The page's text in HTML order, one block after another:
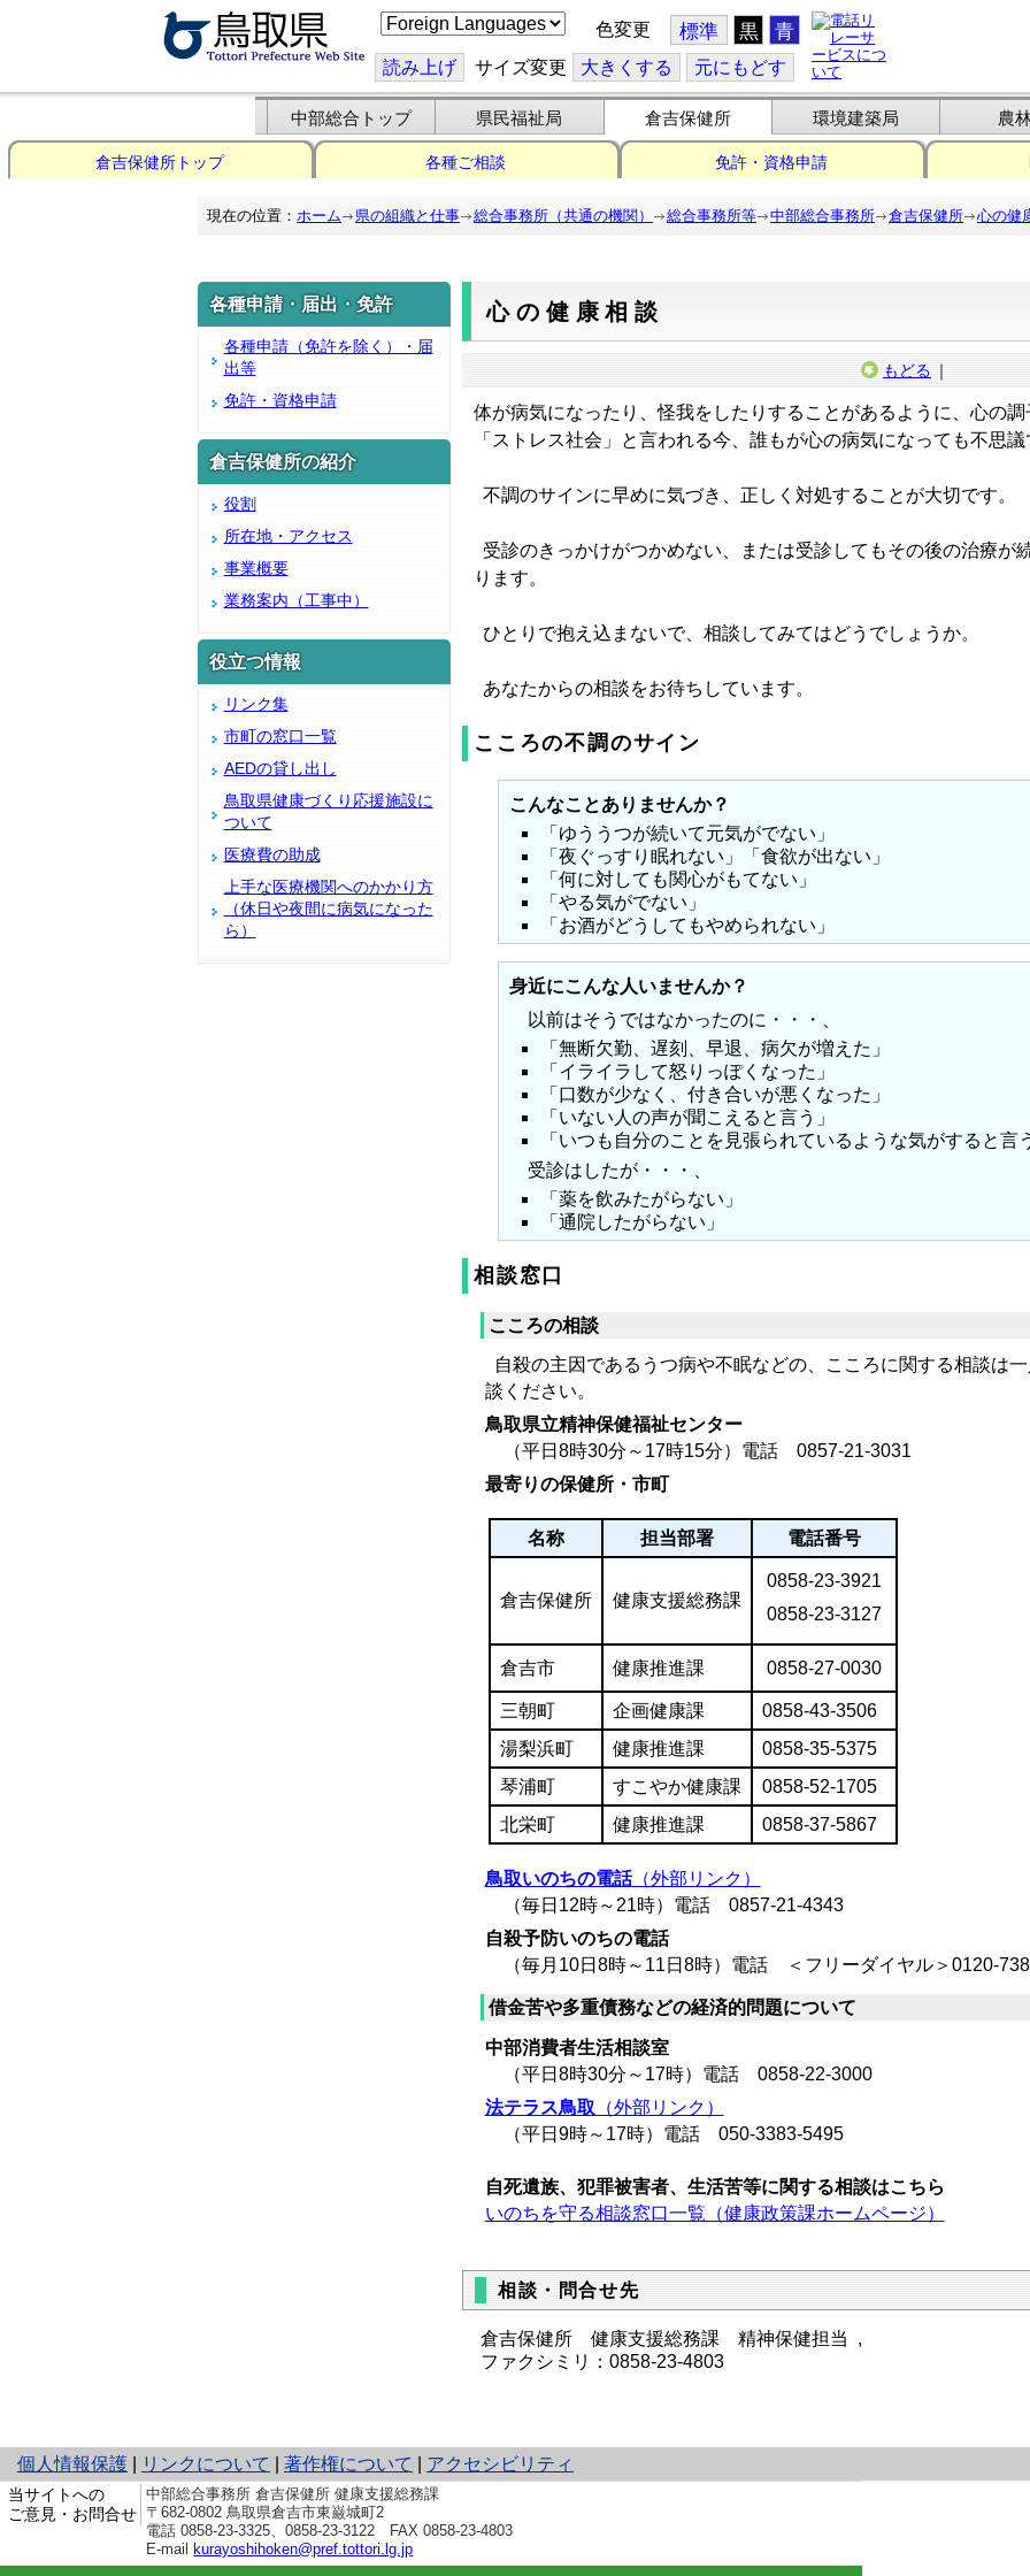
こ
の
ジ
を
翻
訳
色変更 標準 黒 青
読み上げ サイズ変更 大きくする 元にもどす
中部総合トップ 県民福祉局 倉吉保健所 環境建築局 農
倉吉保健所トップ 各種ご相談 免許・資格申請
現在の位置： ホーム 県の組織と仕事 総合事務所（共通の機関） 総合事務所等 中部総合事務所 倉吉保健所 心の健
各種申請・届出・免許
各種申請（免許を除く）・届
出等
免許・資格申請
倉吉保健所の紹介
役割
所在地・アクセス
事業概要
業務案内（工事中）
役立つ情報
リンク集
市町の窓口一覧
AEDの貸し出し
鳥取県健康づくり応援施設に
ついて
医療費の助成
上手な医療機関へのかかり方
（休日や夜間に病気になった
ら）
心の健康相談
もどる ｜
体が病気になったり、怪我をしたりすることがあるように、心の
「ストレス社会」と言われる今、誰もが心の病気になっても不思
不調のサインに早めに気づき、正しく対処することが大切です。
受診のきっかけがつかめない、または受診してもその後の治療が
ります。
ひとりで抱え込まないで、相談してみてはどうでしょうか。
あなたからの相談をお待ちしています。
こころの不調のサイン
こんなことありませんか？
「ゆううつが続いて元気がでない」
「夜ぐっすり眠れない」「食欲が出ない」
「何に対しても関心がもてない」
「やる気がでない」
「お酒がどうしてもやめられない」
身近にこんな人いませんか？
以前はそうではなかったのに・・・、
「無断欠勤、遅刻、早退、病欠が増えた」
「イライラして怒りっぽくなった」
「口数が少なく、付き合いが悪くなった」
「いない人の声が聞こえると言う」
「いつも自分のことを見張られているような気がすると言
受診はしたが・・・、
「薬を飲みたがらない」
「通院したがらない」
相談窓口
こころの相談
自殺の主因であるうつ病や不眠などの、こころに関する相談は
談ください。
鳥取県立精神保健福祉センター
（平日8時30分～17時15分）電話 0857-21-3031
最寄りの保健所・市町
名称 担当部署 電話番号
倉吉保健所 健康支援総務課
0858-23-3921
0858-23-3127
倉吉市 健康推進課 0858-27-0030
三朝町 企画健康課
0858-43-3506
湯梨浜町
健康推進課
0858-35-5375
琴浦町
すこやか健康課
0858-52-1705
北栄町
健康推進課 0858-37-5867
鳥取いのちの電話（外部リンク）
（毎日12時～21時）電話 0857-21-4343
自殺予防いのちの電話
（毎月10日8時～11日8時）電話 ＜フリーダイヤル＞ 0120-
借金苦や多重債務などの経済的問題について
中部消費者生活相談室
（平日8時30分～17時）電話 0858-22-3000
法テラス鳥取 （外部リンク）
（平日9時～17時）電話 050-3383-5495
自死遺族、犯罪被害者、生活苦等に関する相談はこちら
いのちを守る相談窓口一覧（健康政策課ホームページ）
相談・問合せ先
倉吉保健所 健康支援総務課 精神保健担当 ,
ファクシミリ：0858-23-4803
個人情報保護
と
り
ネ
ッ
ト
へ
リンクについて 著作権について アクセシビリティ
当サイトへの
ご意見・お問合せ
中部総合事務所 倉吉保健所 健康支援総務課
〒682-0802 鳥取県倉吉市東巌城町2
電話0858-23-3325 、0858-23-3122 FAX 0858-23-4803
E-mailkurayoshihoken@pref.tottori.lg.jp